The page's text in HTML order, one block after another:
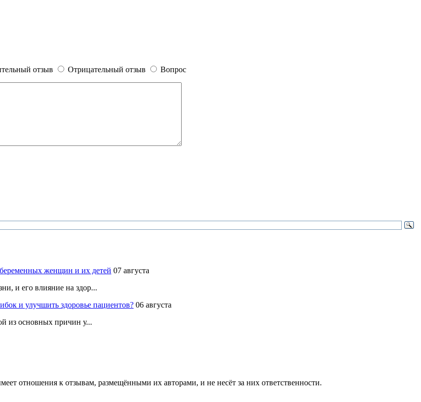
отзыв Отрицательный отзыв Вопрос
женщин и их детей 07 августа
и его влияние на здор...
и улучшить здоровье пациентов? 06 августа
из основных причин у...
отношения к отзывам, размещёнными их авторами, и не несёт за них ответственности.